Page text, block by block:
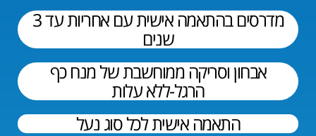
מדרסים בהתאמה אישית עם אחריות עד 3
שנים
אבחון וסריקה ממוחשבת של מנח כף
הרגל-ללא עלות​
התאמה אישית לכל סוג נעל